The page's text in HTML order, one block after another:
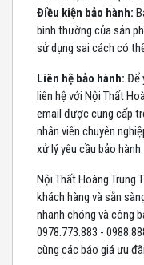
Điều kiện bảo hành:
bình thường của sản
sử dụng sai cách có
Liên hệ bảo hành: Để
liên hệ với Nội Thất
email được cung cấp
nhân viên chuyên
xử lý yêu cầu bảo hành.
Nội Thất Hoàng Trung
khách hàng và sẵn
nhanh chóng và công
0978.773.883 -
cùng các báo giá ưu